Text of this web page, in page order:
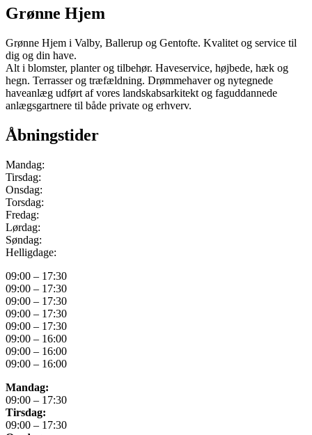
Grønne Hjem
Grønne Hjem i Valby, Ballerup og Gentofte. Kvalitet og service til
dig og din have.
Alt i blomster, planter og tilbehør. Haveservice, højbede, hæk og
hegn. Terrasser og træfældning. Drømmehaver og nytegnede
haveanlæg udført af vores landskabsarkitekt og faguddannede
anlægsgartnere til både private og erhverv.
Åbningstider
Mandag:
Tirsdag:
Onsdag:
Torsdag:
Fredag:
Lørdag:
Søndag:
Helligdage:
09:00 – 17:30
09:00 – 17:30
09:00 – 17:30
09:00 – 17:30
09:00 – 17:30
09:00 – 16:00
09:00 – 16:00
09:00 – 16:00
Mandag:
09:00 – 17:30
Tirsdag:
09:00 – 17:30